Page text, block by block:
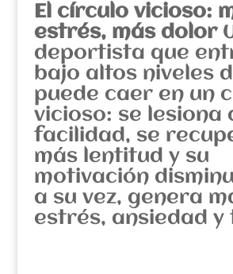
El círculo vicioso:
estrés, más dolor
deportista que
bajo altos niveles
puede caer en un
vicioso: se lesiona
facilidad, se
más lentitud y su
motivación
a su vez, genera
estrés, ansiedad y